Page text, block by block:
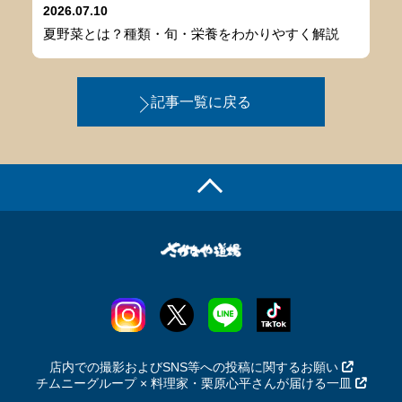
2026.07.10
夏野菜とは？種類・旬・栄養をわかりやすく解説
記事一覧に戻る
店内での撮影およびSNS等への投稿に関するお願い
チムニーグループ × 料理家・栗原心平さんが届ける一皿